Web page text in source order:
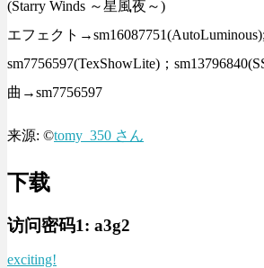
(Starry Winds ～星風夜～)
エフェクト→sm16087751(AutoLuminous);
sm7756597(TexShowLite)；
曲→sm7756597
来源: ©tomy_350 さん
下载
访问密码1: a3g2
exciting!